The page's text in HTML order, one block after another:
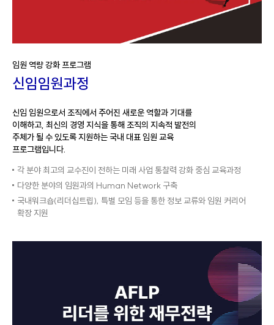
임원 역량 강화 프로그램
신임임원과정
신임 임원으로서 조직에서 주어진 새로운 역할과 기대를
이해하고, 최신의 경영 지식을 통해 조직의 지속적 발전의
주체가 될 수 있도록 지원하는국내 대표 임원 교육
프로그램입니다.
각 분야 최고의 교수진이 전하는 미래 사업 통찰력 강화 중심 교육과정
다양한 분야의 임원과의 Human Network 구축
국내워크숍(리더십트립), 특별 모임 등을 통한 정보 교류와 임원 커리어
확장 지원